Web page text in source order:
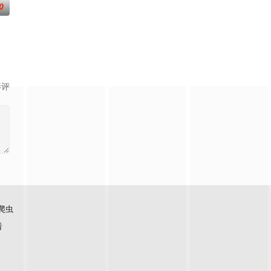
追
爆发血腥镇压，大学生Ravin被
虫